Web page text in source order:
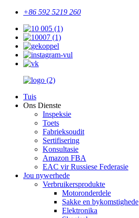
+86 592 5219 260
Tuis
Ons Dienste
Inspeksie
Toets
Fabrieksoudit
Sertifisering
Konsultasie
Amazon FBA
EAC vir Russiese Federasie
Jou nywerhede
Verbruikersprodukte
Motoronderdele
Sakke en bykomstighede
Elektronika